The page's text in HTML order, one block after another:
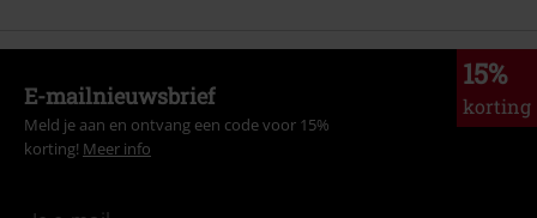
15%
korting
E-mailnieuwsbrief
Meld je aan en ontvang een code voor 15%
korting! Meer info